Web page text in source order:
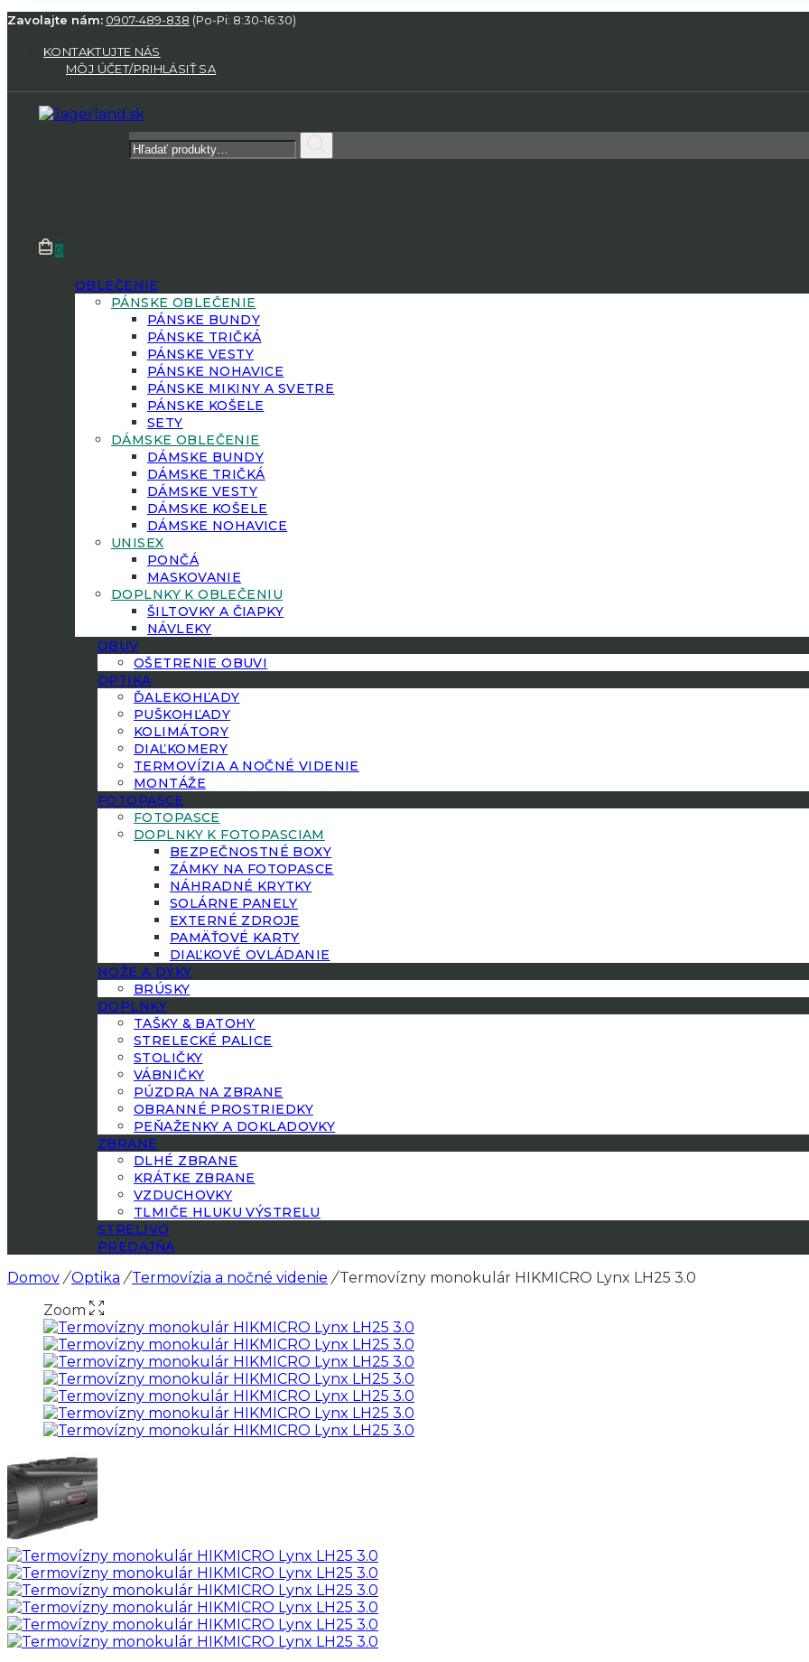
Zavolajte nám: 0907-489-838 (Po-Pi: 8:30-16:30)
KONTAKTUJTE NÁS
MÔJ ÚČET/PRIHLÁSIŤ SA
Hľadať:
0
OBLEČENIE
PÁNSKE OBLEČENIE
PÁNSKE BUNDY
PÁNSKE TRIČKÁ
PÁNSKE VESTY
PÁNSKE NOHAVICE
PÁNSKE MIKINY A SVETRE
PÁNSKE KOŠELE
SETY
DÁMSKE OBLEČENIE
DÁMSKE BUNDY
DÁMSKE TRIČKÁ
DÁMSKE VESTY
DÁMSKE KOŠELE
DÁMSKE NOHAVICE
UNISEX
PONČÁ
MASKOVANIE
DOPLNKY K OBLEČENIU
ŠILTOVKY A ČIAPKY
NÁVLEKY
OBUV
OŠETRENIE OBUVI
OPTIKA
ĎALEKOHĽADY
PUŠKOHĽADY
KOLIMÁTORY
DIAĽKOMERY
TERMOVÍZIA A NOČNÉ VIDENIE
MONTÁŽE
FOTOPASCE
FOTOPASCE
DOPLNKY K FOTOPASCIAM
BEZPEČNOSTNÉ BOXY
ZÁMKY NA FOTOPASCE
NÁHRADNÉ KRYTKY
SOLÁRNE PANELY
EXTERNÉ ZDROJE
PAMÄŤOVÉ KARTY
DIAĽKOVÉ OVLÁDANIE
NOŽE A DÝKY
BRÚSKY
DOPLNKY
TAŠKY & BATOHY
STRELECKÉ PALICE
STOLIČKY
VÁBNIČKY
PÚZDRA NA ZBRANE
OBRANNÉ PROSTRIEDKY
PEŇAŽENKY A DOKLADOVKY
ZBRANE
DLHÉ ZBRANE
KRÁTKE ZBRANE
VZDUCHOVKY
TLMIČE HLUKU VÝSTRELU
STRELIVO
PREDAJŇA
Domov / Optika / Termovízia a nočné videnie /Termovízny monokulár HIKMICRO Lynx LH25 3.0
Zoom